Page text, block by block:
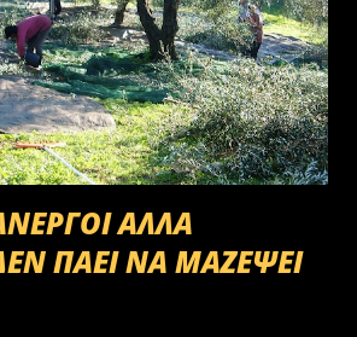
ΑΛΛΑ
ΠΑΕΙ ΝΑ ΜΑΖΕΨΕΙ